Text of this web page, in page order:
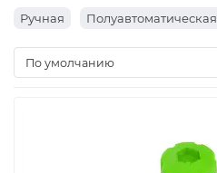
Ручная Полуавтоматическая